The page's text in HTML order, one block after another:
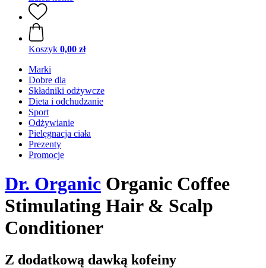
Koszyk 0,00 zł
Marki
Dobre dla
Składniki odżywcze
Dieta i odchudzanie
Sport
Odżywianie
Pielęgnacja ciała
Prezenty
Promocje
Dr. Organic Organic Coffee
Stimulating Hair & Scalp
Conditioner
Z dodatkową dawką kofeiny